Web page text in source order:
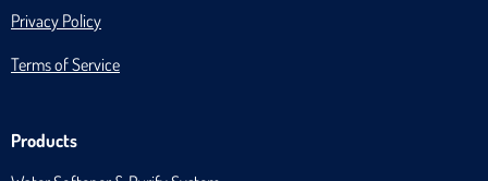
Privacy Policy
Terms of Service
Products